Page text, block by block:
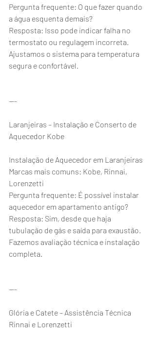
Pergunta frequente: O que fazer quando
a água esquenta demais?
Resposta: Isso pode indicar falha no
termostato ou regulagem incorreta.
Ajustamos o sistema para temperatura
segura e confortável.
---
Laranjeiras – Instalação e Conserto de
Aquecedor Kobe
Instalação de Aquecedor em Laranjeiras
Marcas mais comuns: Kobe, Rinnai,
Lorenzetti
Pergunta frequente: É possível instalar
aquecedor em apartamento antigo?
Resposta: Sim, desde que haja
tubulação de gás e saída para exaustão.
Fazemos avaliação técnica e instalação
completa.
---
Glória e Catete – Assistência Técnica
Rinnai e Lorenzetti